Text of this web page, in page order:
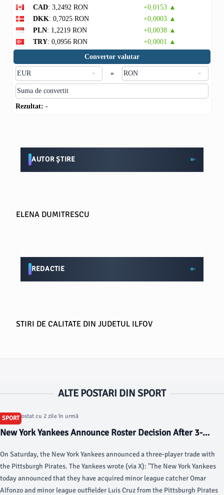
CAD: 3,2492 RON
+0,0153 ▲
DKK: 0,7025 RON
+0,0003 ▲
PLN: 1,2219 RON
+0,0038 ▲
TRY: 0,0956 RON
+0,0001 ▲
Convertor valutar
»
Rezultat: -
AUTOR ȘTIRE
ELENA DUMITRESCU
REDACTIE
STIRI DE CALITATE DIN JUDETUL ILFOV
ALTE POSTARI DIN SPORT
SPORT
Articol postat cu 2 zile în urmă
New York Yankees Announce Roster Decision After 3-
On Saturday, the New York Yankees announced a three-player trade with
the Pittsburgh Pirates. The Yankees wrote (via X): "The New York Yankees
today announced that they have acquired minor league catcher Omar
Alfonzo and minor league outfielder Luis Cruz from the Pittsburgh Pirates